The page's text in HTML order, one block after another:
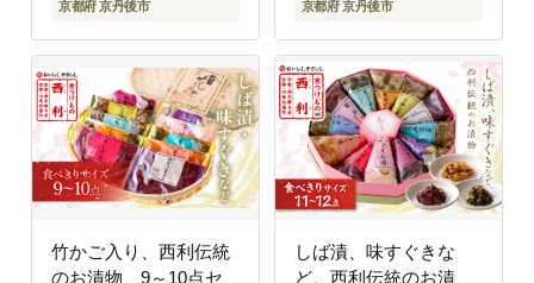
京都府 京丹後市 京都府 京丹後市
竹かご入り、西利伝統
のお漬物 9～10点セ
しば漬、味すぐきな
ど、西利伝統のお漬